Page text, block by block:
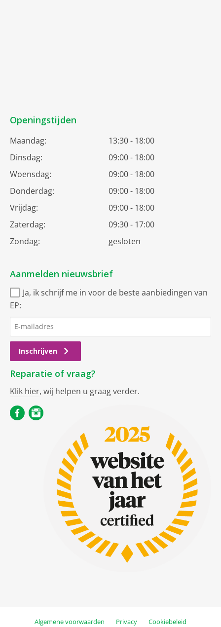
Openingstijden
Maandag:
13:30 - 18:00
Dinsdag:
09:00 - 18:00
Woensdag:
09:00 - 18:00
Donderdag:
09:00 - 18:00
Vrijdag:
09:00 - 18:00
Zaterdag:
09:30 - 17:00
Zondag:
gesloten
Aanmelden nieuwsbrief
Ja, ik schrijf me in voor de beste aanbiedingen van
EP:
Inschrijven
Reparatie of vraag?
Klik hier, wij helpen u graag verder.
Algemene voorwaarden Privacy Cookiebeleid